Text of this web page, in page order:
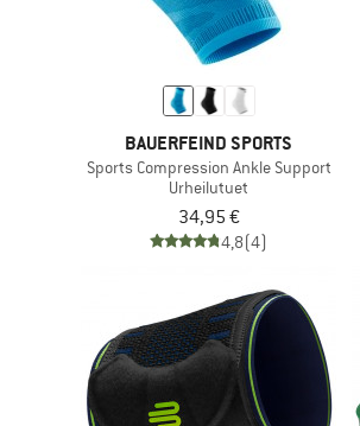
BAUERFEIND SPORTS
Sports Compression Ankle Support
Urheilutuet
34,95 €
4,8(4)